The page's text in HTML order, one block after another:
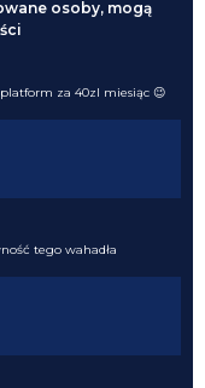
osoby, mogą
za 40zl miesiąc 😉
tego wahadła